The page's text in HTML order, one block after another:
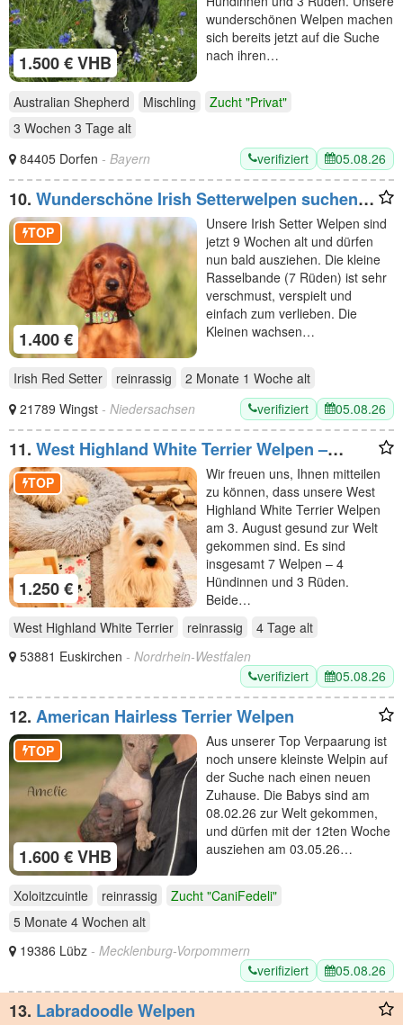
1.500 € VHB
wunderschönen Welpen machen
sich bereits jetzt auf die Suche
nach ihren…
Australian Shepherd Mischling
Zucht "Privat"
3 Wochen 3 Tage alt
84405 Dorfen - Bayern verifiziert 05.08.26
10. Wunderschöne Irish Setterwelpen suchen
liebevolle Plätze
1.400 €
TOP
Unsere Irish Setter Welpen sind
jetzt 9 Wochen alt und dürfen
nun bald ausziehen. Die kleine
Rasselbande (7 Rüden) ist sehr
verschmust, verspielt und
einfach zum verlieben. Die
Kleinen wachsen…
Irish Red Setter reinrassig 2 Monate 1 Woche alt
21789 Wingst - Niedersachsen verifiziert 05.08.26
11. West Highland White Terrier Welpen –
Einmaliger Wurf erwartet
1.250 €
TOP
Wir freuen uns, Ihnen mitteilen
zu können, dass unsere West
Highland White Terrier Welpen
am 3. August gesund zur Welt
gekommen sind. Es sind
insgesamt 7 Welpen – 4
Hündinnen und 3 Rüden.
Beide…
West Highland White Terrier
reinrassig 4 Tage alt
53881 Euskirchen - Nordrhein-Westfalen
verifiziert
05.08.26
12. American Hairless Terrier Welpen
1.600 € VHB
TOP
Aus unserer Top Verpaarung ist
noch unsere kleinste Welpin auf
der Suche nach einen neuen
Zuhause. Die Babys sind am
08.02.26 zur Welt gekommen,
und dürfen mit der 12ten Woche
ausziehen am 03.05.26…
Xoloitzcuintle reinrassig
Zucht "CaniFedeli"
5 Monate 4 Wochen alt
19386 Lübz - Mecklenburg-Vorpommern
verifiziert
05.08.26
13. Labradoodle Welpen